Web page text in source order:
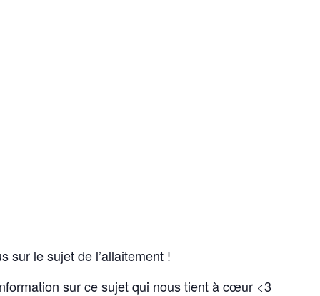
sur le sujet de l’allaitement !
sur ce sujet qui nous tient à cœur <3